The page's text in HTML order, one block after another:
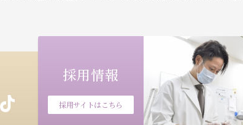
採用情報
採用サイトはこちら